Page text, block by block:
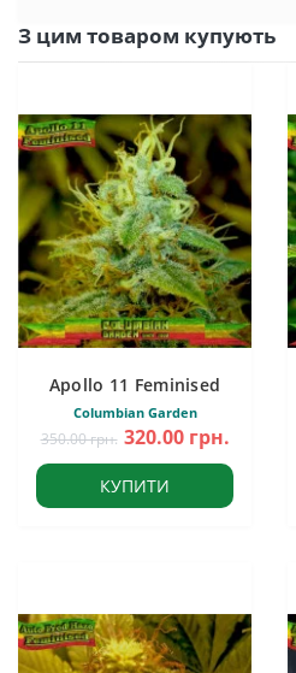
З цим товаром купують
Apollo 11 Feminised
Columbian Garden
350.00 грн. 320.00 грн.
КУПИТИ